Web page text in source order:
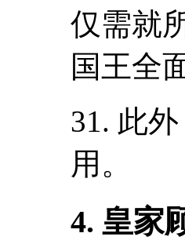
仅需就
国王全
31. 此
用。
4. 皇家